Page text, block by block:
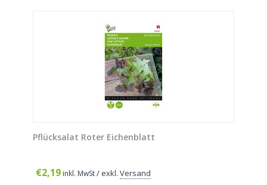
Pflücksalat Roter Eichenblatt
€2,19 inkl. MwSt/ exkl. Versand